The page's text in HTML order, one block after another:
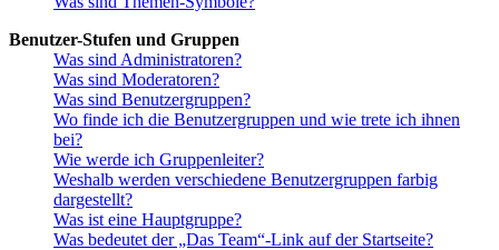
Benutzer-Stufen und Gruppen
Was sind Administratoren?
Was sind Moderatoren?
Was sind Benutzergruppen?
Wo finde ich die Benutzergruppen und wie trete ich ihnen
bei?
Wie werde ich Gruppenleiter?
Weshalb werden verschiedene Benutzergruppen farbig
dargestellt?
Was ist eine Hauptgruppe?
Was bedeutet der „Das Team“-Link auf der Startseite?